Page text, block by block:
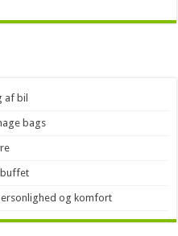
af bil
bags
og komfort